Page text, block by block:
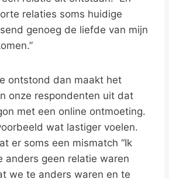
relaties soms huidige
genoeg de liefde van mijn
ontstond dan maakt het
onze respondenten uit dat
met een online ontmoeting.
wat lastiger voelen.
er soms een mismatch “Ik
anders geen relatie waren
we te anders waren en te